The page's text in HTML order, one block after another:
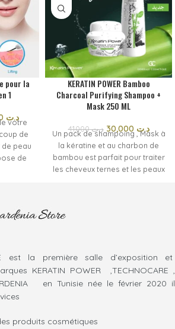
pour la
1
د.ت
votre
de
peau
de
en
pour le
à
pour
l'acné,
vous
et
en
de
KERATIN POWER Bamboo
Charcoal Purifying Shampoo +
Mask 250 ML
د.ت41,000 د.ت
Un pack de shampoing , Mask à
la kératine et au charbon de
bambou est parfait pour traiter
les cheveux ternes et les peaux
réputé pour ses propriétés
adjuvante active dans la
régulation de la formation
excessive de sébum.
de la kératine.
est la première salle d’exposition et
KERATIN POWER ,TECHNOCARE ,
en Tunisie née le février 2020 il
produits cosmétiques